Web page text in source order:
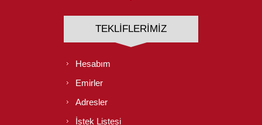
TEKLIFLERIMIZ
Hesabım
Emirler
Adresler
İstek Listesi